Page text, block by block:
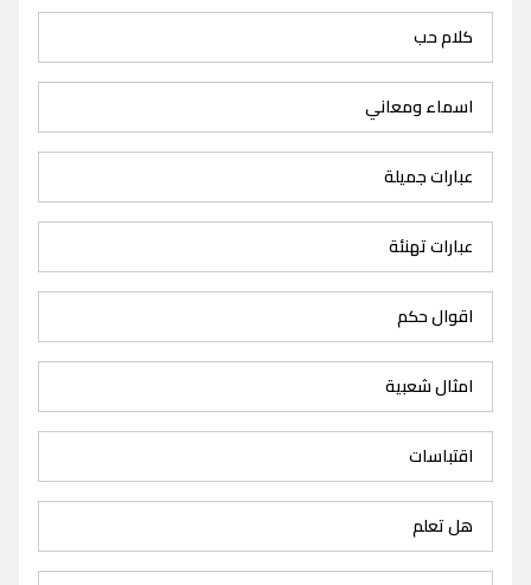
كلام حب
اسماء ومعاني
عبارات جميلة
عبارات تهنئة
اقوال حكم
امثال شعبية
اقتباسات
هل تعلم